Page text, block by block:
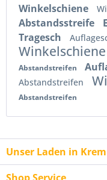
Winkelschiene
Abstandsstreife
Tragesch
Winkelschiene
Abstandstreifen
Abstandstreifen
Abstandstreifen
Unser Laden in